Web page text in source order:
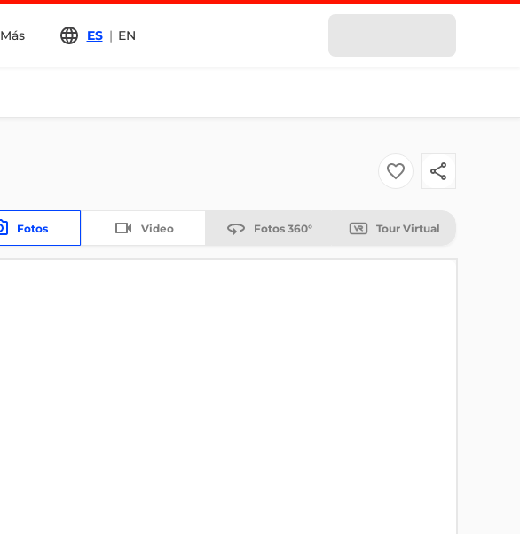
Más ES | EN
Fotos Video Fotos 360° Tour Virtual